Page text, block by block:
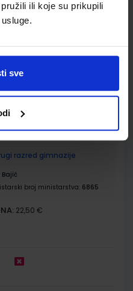
ili koje su prikupili
sve
za drugi razred gimnazije
ministarstva:6493-DOM
razred gimnazije
Bajić
broj ministarstva: 6865
22,50 €